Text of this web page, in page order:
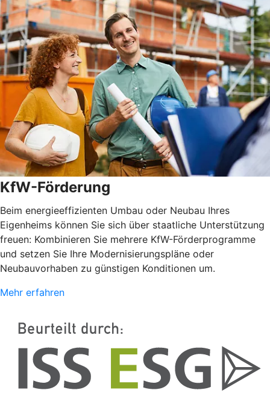
KfW-Förderung
Beim energieeffizienten Umbau oder Neubau Ihres
Eigenheims können Sie sich über staatliche Unterstützung
freuen: Kombinieren Sie mehrere KfW-Förderprogramme
und setzen Sie Ihre Modernisierungspläne oder
Neubauvorhaben zu günstigen Konditionen um.
Mehr erfahren